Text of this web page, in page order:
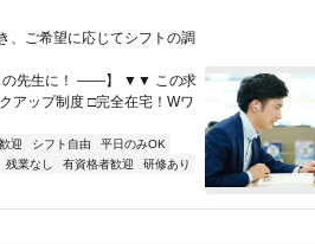
、ご希望に応じてシフトの調
の先生に！ ――】 ▼▼ この求
アップ制度 □完全在宅！Wワ
迎 シフト自由
平日のみOK
残業なし 有資格者歓迎
研修あり